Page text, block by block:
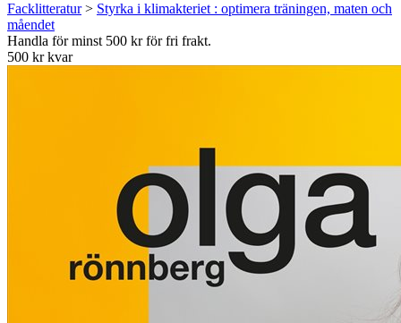
Facklitteratur> Styrka i klimakteriet : optimera träningen, maten och
måendet
Handla för minst 500 kr för fri frakt.
500 kr kvar